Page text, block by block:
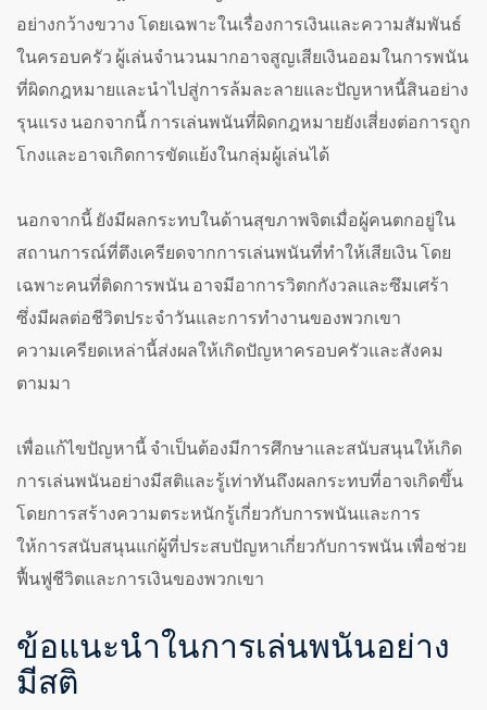
อย่างกว้างขวาง โดยเฉพาะในเรื่องการเงินและความสัมพันธ์
ในครอบครัว ผู้เล่นจำนวนมากอาจสูญเสียเงินออมในการพนัน
ที่ผิดกฎหมายและนำไปสู่การล้มละลายและปัญหาหนี้สินอย่าง
รุนแรง นอกจากนี้ การเล่นพนันที่ผิดกฎหมายยังเสี่ยงต่อการถูก
โกงและอาจเกิดการขัดแย้งในกลุ่มผู้เล่นได้
นอกจากนี้ ยังมีผลกระทบในด้านสุขภาพจิตเมื่อผู้คนตกอยู่ใน
สถานการณ์ที่ตึงเครียดจากการเล่นพนันที่ทำให้เสียเงิน โดย
เฉพาะคนที่ติดการพนัน อาจมีอาการวิตกกังวลและซึมเศร้า
ซึ่งมีผลต่อชีวิตประจำวันและการทำงานของพวกเขา
ความเครียดเหล่านี้ส่งผลให้เกิดปัญหาครอบครัวและสังคม
ตามมา
เพื่อแก้ไขปัญหานี้ จำเป็นต้องมีการศึกษาและสนับสนุนให้เกิด
การเล่นพนันอย่างมีสติและรู้เท่าทันถึงผลกระทบที่อาจเกิดขึ้น
โดยการสร้างความตระหนักรู้เกี่ยวกับการพนันและการ
ให้การสนับสนุนแก่ผู้ที่ประสบปัญหาเกี่ยวกับการพนัน เพื่อช่วย
ฟื้นฟูชีวิตและการเงินของพวกเขา
ข้อแนะนำในการเล่นพนันอย่าง
มีสติ